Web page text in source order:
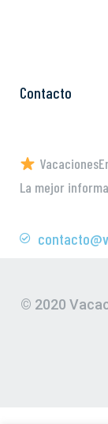
Contacto
La mejor
© 2020